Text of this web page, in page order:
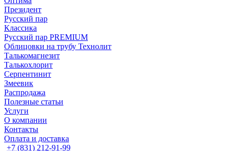
Президент
Русский пар
Классика
Русский пар PREMIUM
Облицовки на трубу Технолит
Талькомагнезит
Талькохлорит
Серпентинит
Змеевик
Распродажа
Полезные статьи
Услуги
О компании
Контакты
Оплата и доставка
+7 (831) 212-91-99